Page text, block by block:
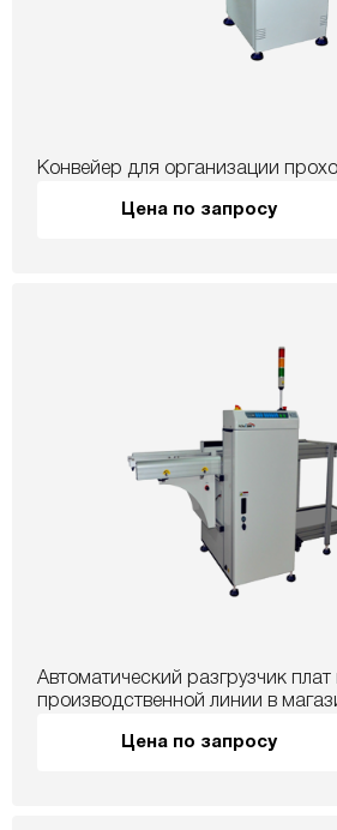
Конвейер для организации
Цена по запросу
Автоматический разгрузчик плат
производственной линии в
Цена по запросу